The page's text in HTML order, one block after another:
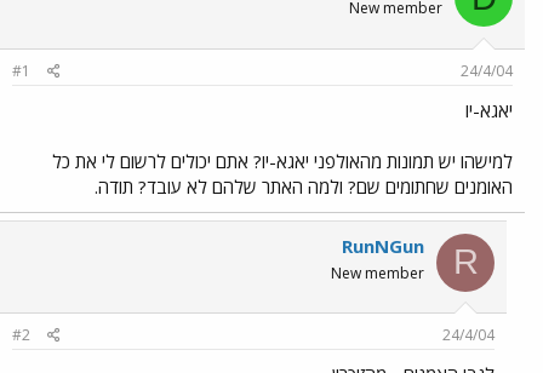
ה
ש
א
ם
New member
24/4/04
#1
יאגא-יו
למישהו יש תמונות מהאולפני יאגא-יו? אתם יכולים לרשום לי את כל
האומנים שחתומים שם? ולמה האתר שלהם לא עובד? תודה.
R
RunNGun
New member
24/4/04
#2